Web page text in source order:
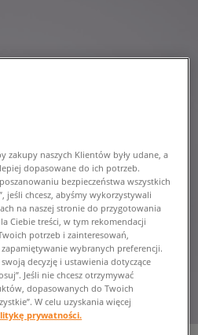
zakupy naszych Klientów były udane, a
dopasowane do ich potrzeb.
bezpieczeństwa wszystkich
jeśli chcesz, abyśmy wykorzystywali
na naszej stronie do przygotowania
Ciebie treści, w tym rekomendacji
potrzeb i zainteresowań,
wybranych preferencji.
decyzję i ustawienia dotyczące
Jeśli nie chcesz otrzymywać
dopasowanych do Twoich
W celu uzyskania więcej
prywatności.